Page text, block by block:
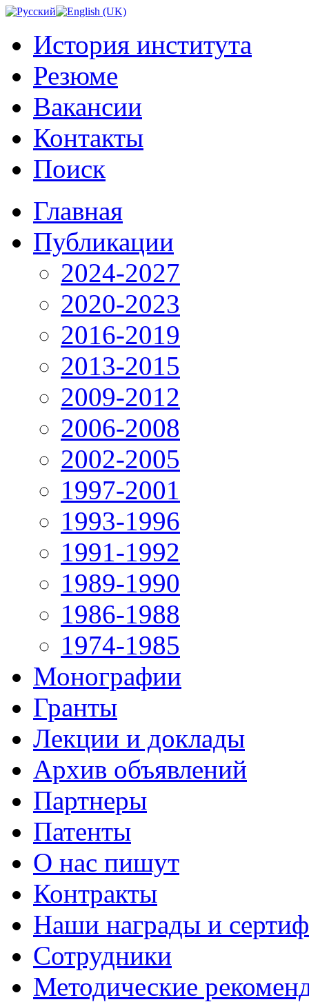
История института
Резюме
Вакансии
Контакты
Поиск
Главная
Публикации
2024-2027
2020-2023
2016-2019
2013-2015
2009-2012
2006-2008
2002-2005
1997-2001
1993-1996
1991-1992
1989-1990
1986-1988
1974-1985
Монографии
Гранты
Лекции и доклады
Архив объявлений
Партнеры
Патенты
О нас пишут
Контракты
Наши награды и
Сотрудники
Методические